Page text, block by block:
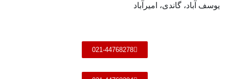
یوسف آباد، گاندی، امیرآباد
021-44768278